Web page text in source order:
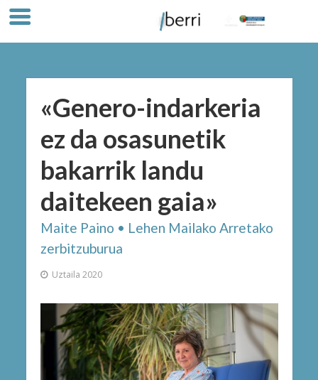
«Genero-indarkeria
ez da osasunetik
bakarrik landu
daitekeen gaia»
Maite Paino • Lehen Mailako Arretako
zerbitzuburua
Uztaila 2020